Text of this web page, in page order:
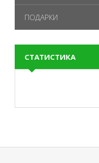
ПОДАРКИ
СТАТИСТИКА